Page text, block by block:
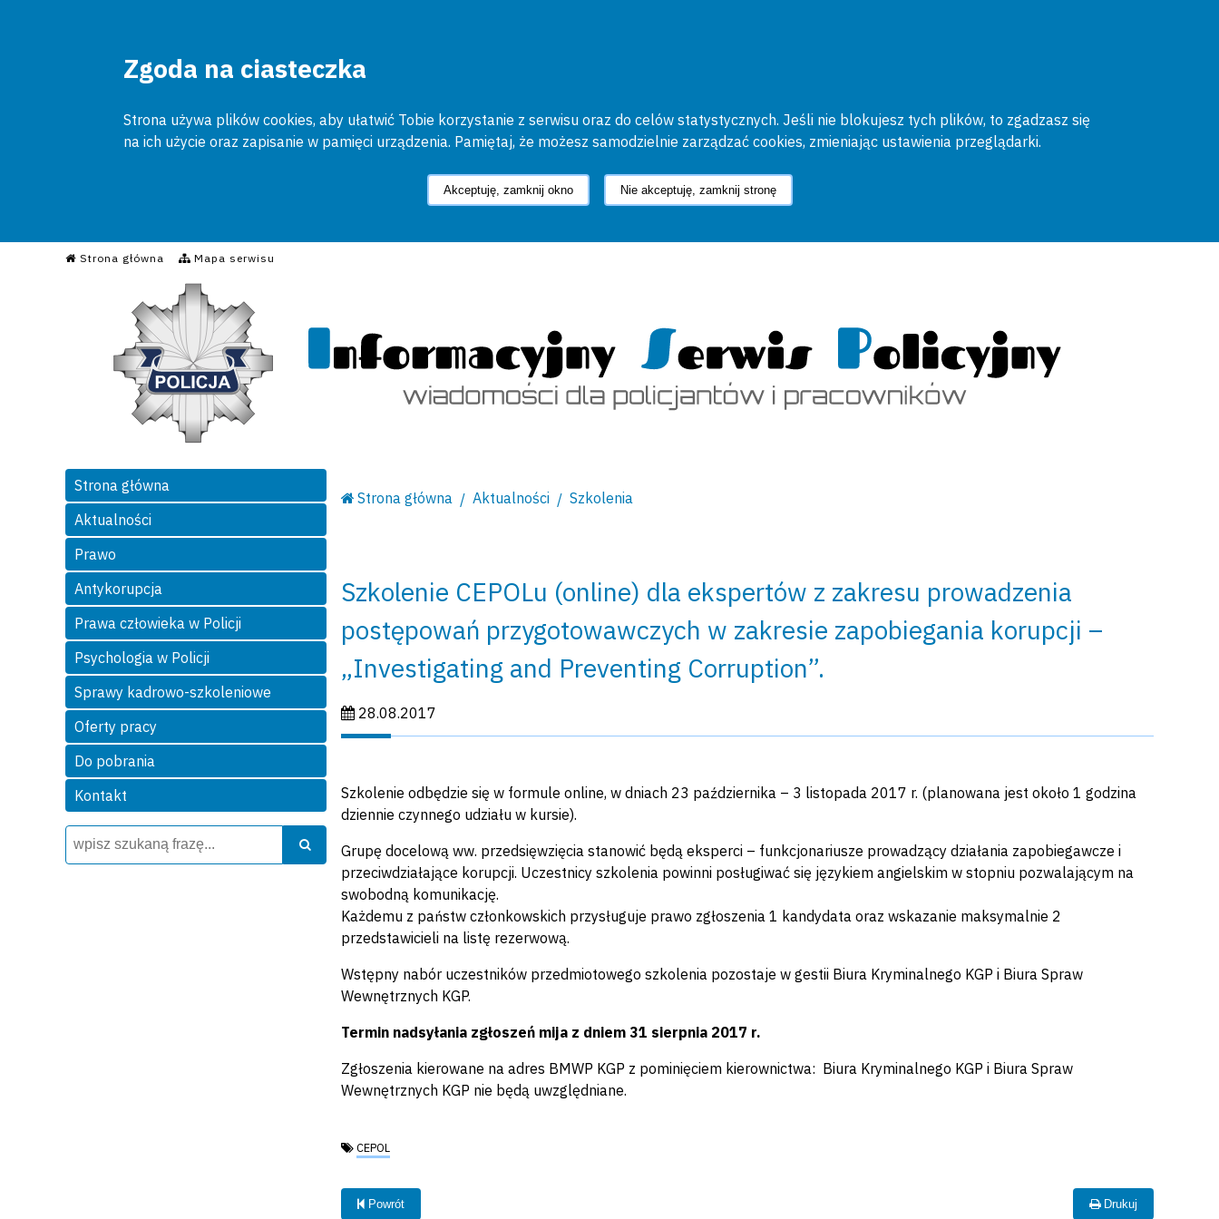
Zgoda na ciasteczka
Strona używa plików cookies, aby ułatwić Tobie korzystanie z serwisu oraz do celów statystycznych. Jeśli nie blokujesz tych plików, to zgadzasz się
na ich użycie oraz zapisanie w pamięci urządzenia. Pamiętaj, że możesz samodzielnie zarządzać cookies, zmieniając ustawienia przeglądarki.
Akceptuję, zamknij okno Nie akceptuję, zamknij stronę
Strona główna Mapa serwisu
Informacyjny Serwis Policyjny
Strona główna
Aktualności
Prawo
Antykorupcja
Prawa człowieka w Policji
Psychologia w Policji
Sprawy kadrowo-szkoleniowe
Oferty pracy
Do pobrania
Kontakt
Wyszukiwarka
Szukaj Szukaj
Strona główna Aktualności Szkolenia
Szkolenie CEPOLu (online) dla ekspertów z zakresu prowadzenia
postępowań przygotowawczych w zakresie zapobiegania korupcji –
„Investigating and Preventing Corruption”.
Data publikacji:
28.08.2017
Szkolenie odbędzie się w formule online, w dniach 23 października – 3 listopada 2017 r. (planowana jest około 1 godzina
dziennie czynnego udziału w kursie).
Grupę docelową ww. przedsięwzięcia stanowić będą eksperci – funkcjonariusze prowadzący działania zapobiegawcze i
przeciwdziałające korupcji. Uczestnicy szkolenia powinni posługiwać się językiem angielskim w stopniu pozwalającym na
swobodną komunikację.
Każdemu z państw członkowskich przysługuje prawo zgłoszenia 1 kandydata oraz wskazanie maksymalnie 2
przedstawicieli na listę rezerwową.
Wstępny nabór uczestników przedmiotowego szkolenia pozostaje w gestii Biura Kryminalnego KGP i Biura Spraw
Wewnętrznych KGP.
Termin nadsyłania zgłoszeń mija z dniem 31 sierpnia 2017 r.
Zgłoszenia kierowane na adres BMWP KGP z pominięciem kierownictwa: Biura Kryminalnego KGP i Biura Spraw
Wewnętrznych KGP nie będą uwzględniane.
Tagi:
CEPOL
Powrót Drukuj